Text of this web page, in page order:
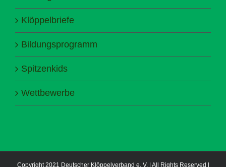
Klöppelbriefe
Bildungsprogramm
Spitzenkids
Wettbewerbe
Copyright 2021 Deutscher Klöppelverband e. V. | All Rights Reserved |